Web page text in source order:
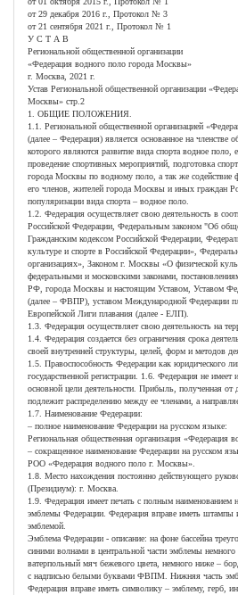
от 29 декабря 2016 г., Протокол № 3
от 21 сентября 2021 г., Протокол № 1
У С Т А В
Региональной общественной организации
«Федерация водного поло города Москвы»
г. Москва, 2021 г.
Устав Региональной общественной организации
Москвы» стр.2
1. ОБЩИЕ ПОЛОЖЕНИЯ.
1.1. Региональной общественной организацией
(далее – Федерация) является основанное на членстве
которого являются развитие вида спорта водное поло,
проведение спортивных мероприятий, подготовка
города Москвы по водному поло, а так же содействие
его членов, жителей города Москвы и иных граждан
популяризации вида спорта – водное поло.
1.2. Федерация осуществляет свою деятельность в
Российской Федерации, Федеральным законом "Об
Гражданским кодексом Российской Федерации,
культуре и спорте в Российской Федерации»,
организациях», Законом г. Москвы «О физической
федеральными и московскими законами,
РФ, города Москвы и настоящим Уставом, Уставом
(далее – ФВПР), уставом Международной Федерации
Европейской Лиги плавания (далее - ЕЛП).
1.3. Федерация осуществляет свою деятельность на
1.4. Федерация создается без ограничения срока
своей внутренней структуры, целей, форм и методов
1.5. Правоспособность Федерации как юридического
государственной регистрации. 1.6. Федерация не имеет
основной цели деятельности. Прибыль, полученная от
подлежит распределению между ее членами, а
1.7. Наименование Федерации:
– полное наименование Федерации на русском языке:
Региональная общественная организация «Федерация
– сокращенное наименование Федерации на русском
РОО «Федерация водного поло г. Москвы».
1.8. Место нахождения постоянно действующего
(Президиум): г. Москва.
1.9. Федерация имеет печать с полным наименованием
эмблемы Федерации. Федерация вправе иметь штампы
эмблемой.
Эмблема Федерации - описание: на фоне бассейна
синими волнами в центральной части эмблемы
ватерпольный мяч бежевого цвета, немного ниже –
с надписью белыми буквами ФВПМ. Нижняя часть
Федерация вправе иметь символику – эмблему, герб,